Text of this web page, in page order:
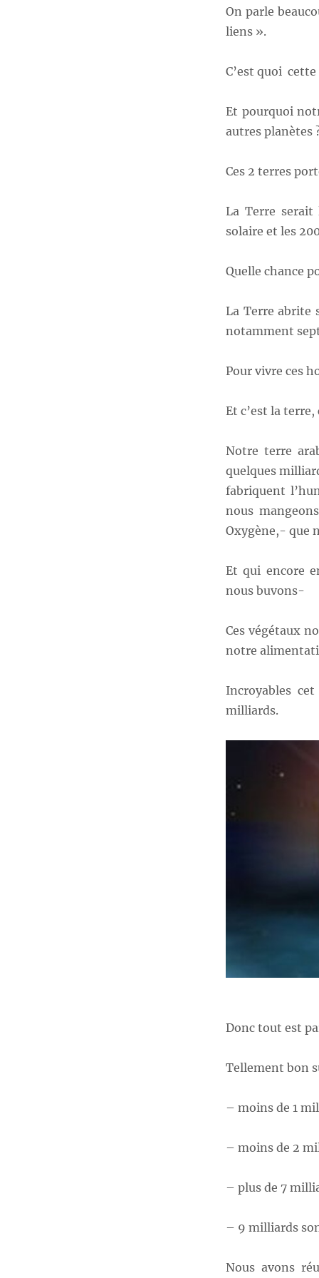
On parle
liens ».
C’est quoi
Et pourquoi
autres planètes
Ces 2 terres
La Terre serait
solaire et les
Quelle chance
La Terre abrite
notamment
Pour vivre ces
Et c’est la
Notre terre
quelques
fabriquent
nous
Oxygène,- que
Et qui encore
nous buvons-
Ces végétaux
notre
Incroyables
milliards.
Donc tout est
Tellement bon
– moins de 1
– moins de 2
– plus de 7
– 9 milliards
Nous avons